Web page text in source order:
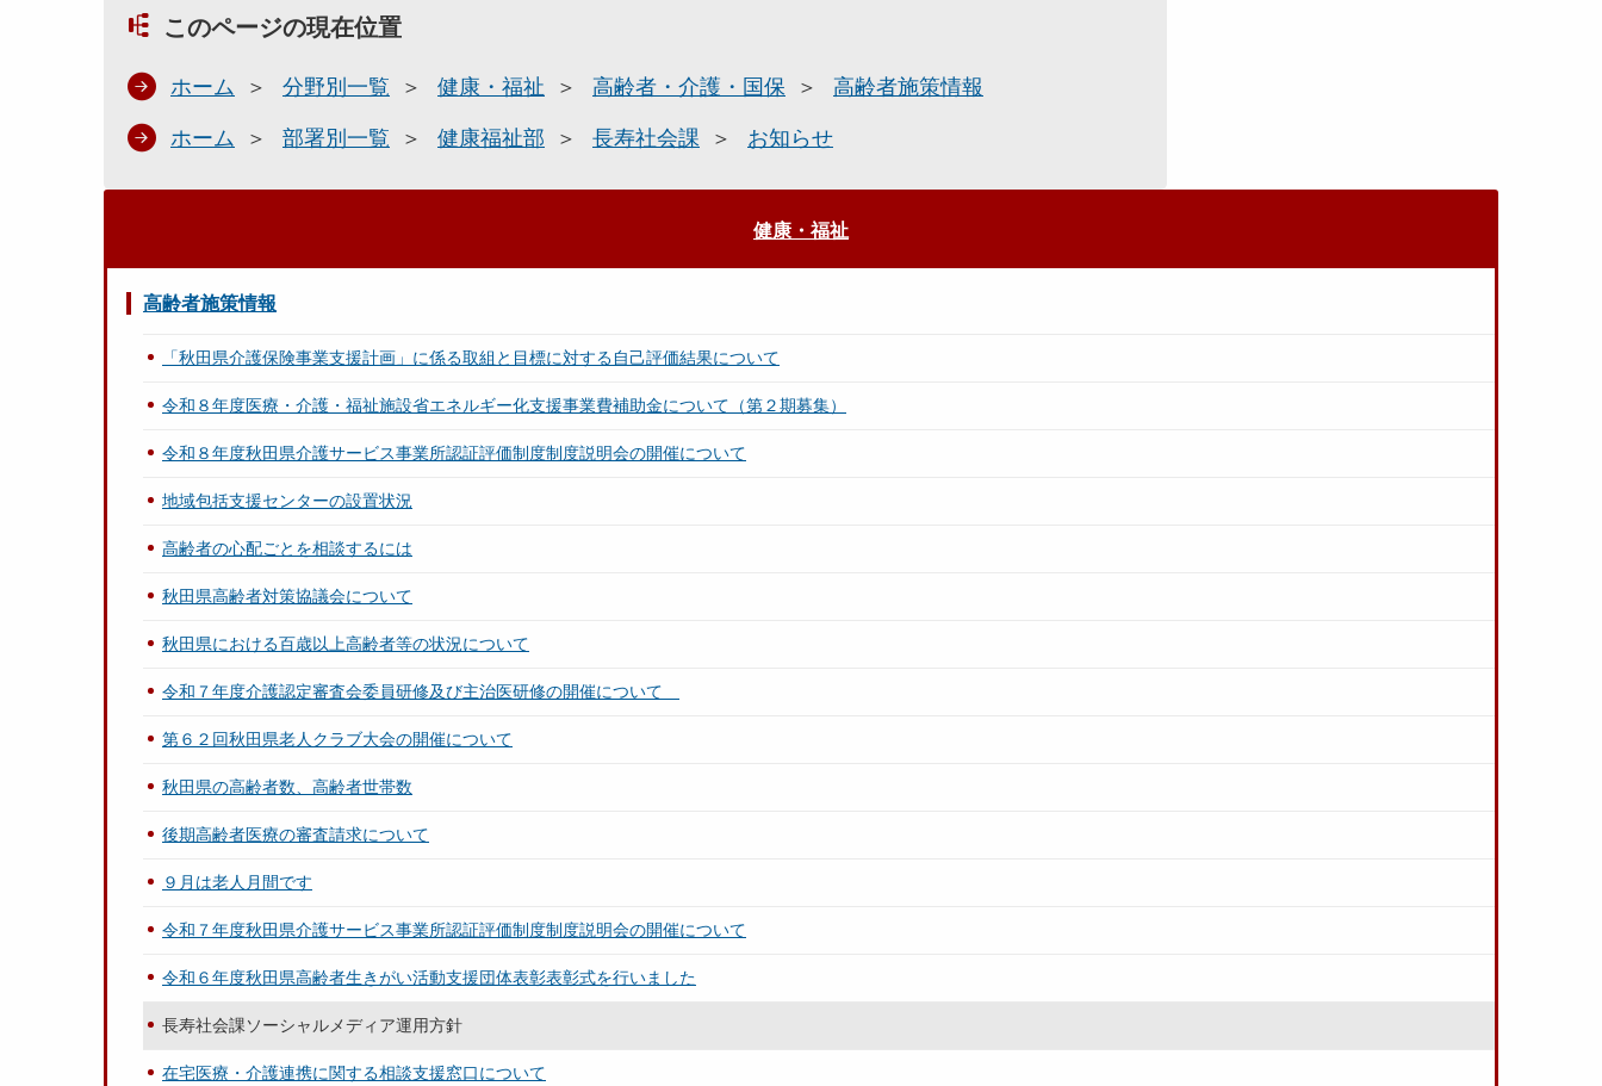
このページの現在位置
ホーム 分野別一覧 健康・福祉 高齢者・介護・国保 高齢者施策情報
ホーム 部署別一覧 健康福祉部 長寿社会課 お知らせ
健康・福祉
高齢者施策情報
「秋田県介護保険事業支援計画」に係る取組と目標に対する自己評価結果について
令和８年度医療・介護・福祉施設省エネルギー化支援事業費補助金について（第２期募集）
令和８年度秋田県介護サービス事業所認証評価制度制度説明会の開催について
地域包括支援センターの設置状況
高齢者の心配ごとを相談するには
秋田県高齢者対策協議会について
秋田県における百歳以上高齢者等の状況について
令和７年度介護認定審査会委員研修及び主治医研修の開催について
第６２回秋田県老人クラブ大会の開催について
秋田県の高齢者数、高齢者世帯数
後期高齢者医療の審査請求について
９月は老人月間です
令和７年度秋田県介護サービス事業所認証評価制度制度説明会の開催について
令和６年度秋田県高齢者生きがい活動支援団体表彰表彰式を行いました
長寿社会課ソーシャルメディア運用方針
在宅医療・介護連携に関する相談支援窓口について